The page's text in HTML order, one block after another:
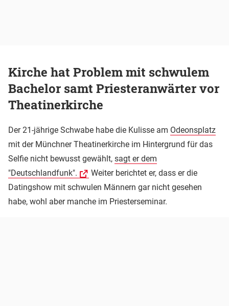
Kirche hat Problem mit schwulem
Bachelor samt Priesteranwärter vor
Theatinerkirche
Der 21-jährige Schwabe habe die Kulisse am Odeonsplatz
mit der Münchner Theatinerkirche im Hintergrund für das
Selfie nicht bewusst gewählt, sagt er dem
"Deutschlandfunk".
Weiter berichtet er, dass er die
Datingshow mit schwulen Männern gar nicht gesehen
habe, wohl aber manche im Priesterseminar.